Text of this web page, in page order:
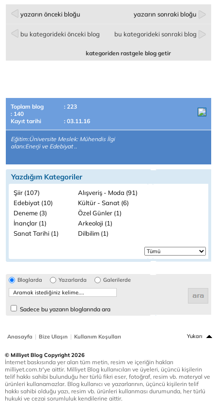
yazarın önceki bloğu yazarın sonraki bloğu
bu kategorideki önceki blog bu kategorideki sonraki blog
kategoriden rastgele blog getir
Toplam blog
: 223
: 140
Kayıt tarihi
: 03.11.16
Eğitim:Üniversite Meslek: Mühendis İlgi
alanı:Enerji ve Edebiyat ..
Yazdığım Kategoriler
Şiir (107)
Alışveriş - Moda (91)
Edebiyat (10)
Kültür - Sanat (6)
Deneme (3)
Özel Günler (1)
İnançlar (1)
Arkeoloji (1)
Sanat Tarihi (1)
Dilbilim (1)
Bloglarda Yazarlarda Galerilerde
Sadece bu yazarın bloglarında ara
Anasayfa | Bize Ulaşın | Kullanım Koşulları Yukarı
© Milliyet Blog Copyright 2026
İnternet baskısında yer alan tüm metin, resim ve içeriğin hakları
milliyet.com.tr'ye aittir. Milliyet Blog kullanıcıları ve üyeleri, üçüncü kişilerin
telif hakkı sahibi bulunduğu her türlü fikri eser, fotoğraf, resim vb. materyal ve
ürünleri kullanamazlar. Blog kullanıcı ve yazarlarının, üçüncü kişilerin telif
hakkı sahibi olduğu yazı, resim vb. ürünleri kullanması durumunda, her türlü
hukuki ve cezai sorumluluk kendilerine aittir.